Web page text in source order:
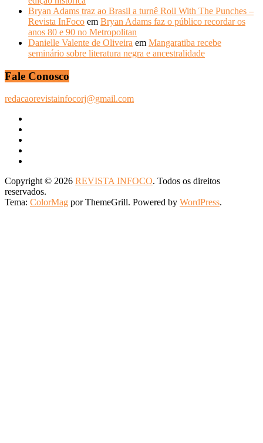
Bryan Adams traz ao Brasil a turnê Roll With The Punches –
Revista InFoco em Bryan Adams faz o público recordar os
anos 80 e 90 no Metropolitan
Danielle Valente de Oliveira em Mangaratiba recebe
seminário sobre literatura negra e ancestralidade
Fale Conosco
redacaorevistainfocorj@gmail.com
Copyright © 2026 REVISTA INFOCO. Todos os direitos
reservados.
Tema: ColorMag por ThemeGrill. Powered by WordPress.